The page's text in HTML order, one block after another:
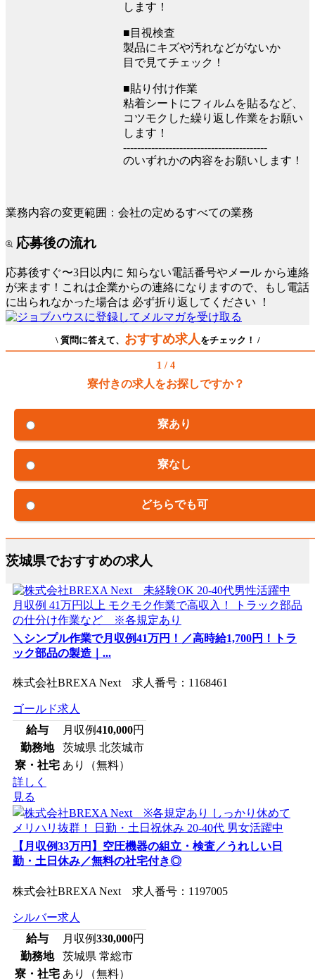
します！
■目視検査
製品にキズや汚れなどがないか
目で見てチェック！
■貼り付け作業
粘着シートにフィルムを貼るなど、
コツモクした繰り返し作業をお願い
します！
-----------------------------------------
のいずれかの内容をお願いします！
業務内容の変更範囲：会社の定めるすべての業務
応募後の流れ
応募後すぐ〜3日以内に 知らない電話番号やメール から連絡
が来ます！これは企業からの連絡になりますので、もし電話
に出られなかった場合は 必ず折り返してください ！
\ 質問に答えて、 おすすめ求人 をチェック！ /
1 / 4
寮付きの求人をお探しですか？
寮あり
寮なし
どちらでも可
茨城県でおすすめの求人
＼シンプル作業で月収例41万円！／高時給1,700円！トラ
ック部品の製造｜...
株式会社BREXA Next 求人番号：1168461
ゴールド求人
給与
月収例410,000円
勤務地
茨城県 北茨城市
寮・社宅 あり（無料）
詳しく
見る
【月収例33万円】空圧機器の組立・検査／うれしい日
勤・土日休み／無料の社宅付き◎
株式会社BREXA Next 求人番号：1197005
シルバー求人
給与
月収例330,000円
勤務地
茨城県 常総市
寮・社宅 あり（無料）